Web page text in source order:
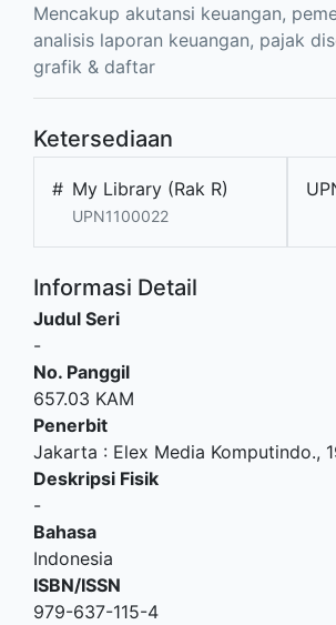
Mencakup akutansi keuangan,
analisis laporan keuangan, pajak
grafik & daftar
Ketersediaan
# My Library (Rak R)
UPN1100022
Informasi Detail
Judul Seri
-
No. Panggil
657.03 KAM
Penerbit
Jakarta : Elex Media Komputindo.,
Deskripsi Fisik
-
Bahasa
Indonesia
ISBN/ISSN
979-637-115-4